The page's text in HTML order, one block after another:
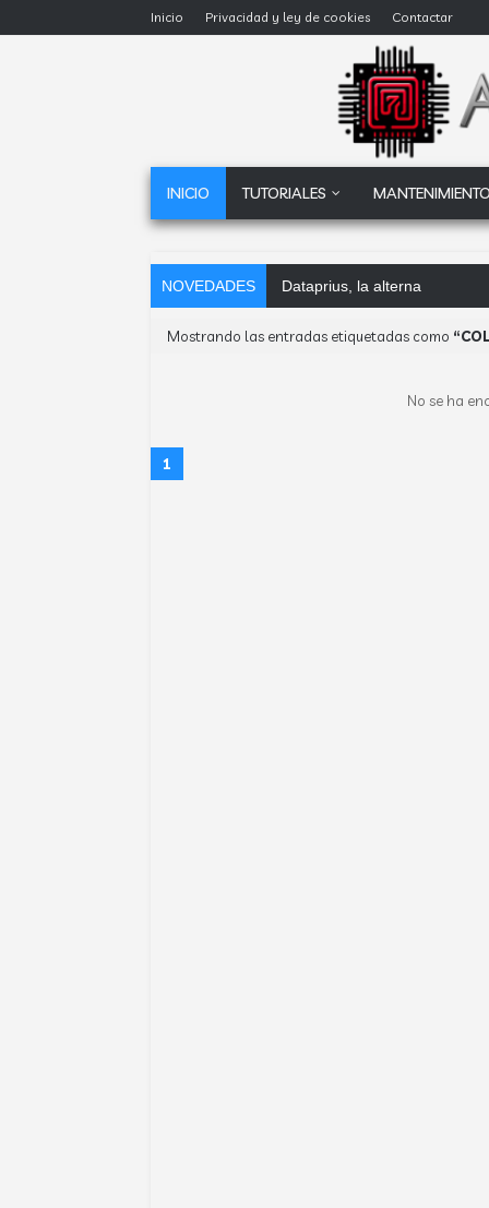
Inicio Privacidad y ley de cookies Contactar
INICIO TUTORIALES
NOVEDADES Dataprius, la alternativa a
Mostrando las entradas etiquetadas como
No se ha
1